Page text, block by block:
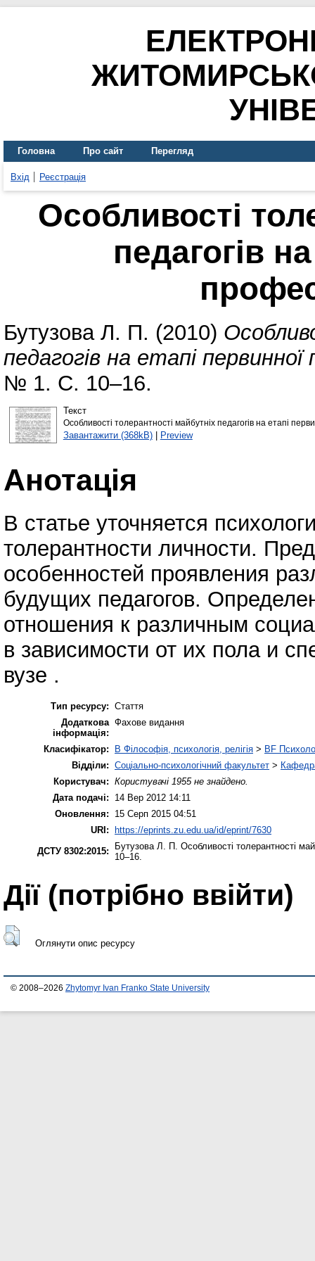
Головна Про сайт Перегляд
Вхід Реєстрація
Особливості
педагогів
Бутузова Л. П. (2010)
педагогів на етапі первинної
№ 1. С. 10–16.
Текст
Особливості толерантності майбутніх педагогів на етапі
Завантажити (368kB)| Preview
Анотація
В статье уточняется
толерантности личности.
особенностей проявления
будущих педагогов.
отношения к различным
в зависимости от их пола и
вузе .
Тип ресурсу: Стаття
Додаткова
інформація:
Фахове видання
Класифікатор: B Філософія, психологія, релігія > BF
Відділи: Соціально-психологічний факультет >
Користувач: Користувачі 1955 не знайдено.
Дата подачі:
14 Вер 2012 14:11
Оновлення:
15 Серп 2015 04:51
URI: https://eprints.zu.edu.ua/id/eprint/7630
ДСТУ 8302:2015:
Бутузова Л. П. Особливості толерантності
10–16.
Дії ​​(потрібно ввійти)
Оглянути опис ресурсу
© 2008–2026 Zhytomyr Ivan Franko State University